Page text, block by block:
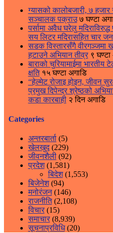
ग्यासको कालोबजारी, ७ हजार
सञ्चालक पक्राउ ७ घण्टा
पर्सामा अवैध घरेलु
सय लिटर मदिरासहित चार
सडक विस्तारसँगै वीरगञ्जमा
हटाउने अभियान तीव्र ९ घण्टा
बाराको चुरियामाईमा
क्षति १५ घण्टा अगाडि
“हेल्मेट रोजाइ होइन, जीवन
प्रमुख दिपेन्द्र श्रेष्ठको
कडा कारबाही २ दिन अगाडि
Categories
अन्तरबार्ता(5)
खेलखुद(229)
जीवनशैली(92)
प्रदेश(1,581)
बिदेश(1,553)
बिजेनेश(94)
मनोरंजन(146)
राजनीति(2,108)
विचार(15)
समाचार(8,939)
सूचनाप्रविधि(20)